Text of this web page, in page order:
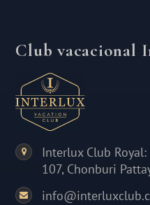
Club vacacional
Interlux Club
107, Chonburi